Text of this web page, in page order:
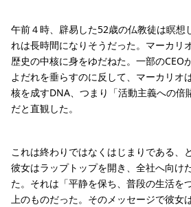
午前４時、辟易した52歳の仏教徒は瞑想
れは長時間になりそうだった。マーカリ
歴史の中核に身をゆだねた。一部のCEO
よだれを垂らすのに反して、マーカリオ
核を成すDNA、つまり「活動主義への倍
だと直観した。
これは終わりではなくはじまりである、
彼女はラップトップを開き、全社へ向け
た。それは「平静を保ち、普段の生活を
上のものだった。そのメッセージで彼女